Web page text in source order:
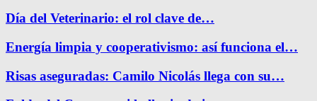
Día del Veterinario: el rol clave de…
Energía limpia y cooperativismo: así funciona el…
Risas aseguradas: Camilo Nicolás llega con su…